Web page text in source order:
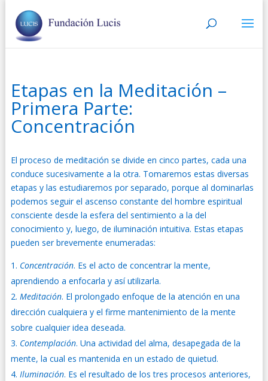
Etapas en la Meditación –
Primera Parte:
Concentración
El proceso de meditación se divide en cinco partes, cada una
conduce sucesivamente a la otra. Tomaremos estas diversas
etapas y las estudiaremos por separado, porque al dominarlas
podemos seguir el ascenso constante del hombre espiritual
consciente desde la esfera del sentimiento a la del
conocimiento y, luego, de iluminación intuitiva. Estas etapas
pueden ser brevemente enumeradas:
Concentración. Es el acto de concentrar la mente,
aprendiendo a enfocarla y así utilizarla.
Meditación. El prolongado enfoque de la atención en una
dirección cualquiera y el firme mantenimiento de la mente
sobre cualquier idea deseada.
Contemplación. Una actividad del alma, desapegada de la
mente, la cual es mantenida en un estado de quietud.
Iluminación. Es el resultado de los tres procesos anteriores,